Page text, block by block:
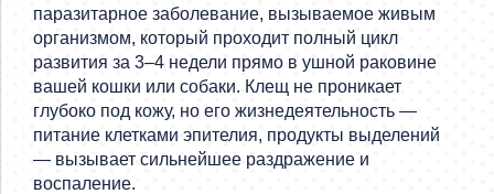
паразитарное заболевание, вызываемое живым
организмом, который проходит полный цикл
развития за 3–4 недели прямо в ушной раковине
вашей кошки или собаки. Клещ не проникает
глубоко под кожу, но его жизнедеятельность —
питание клетками эпителия, продукты выделений
— вызывает сильнейшее раздражение и
воспаление.